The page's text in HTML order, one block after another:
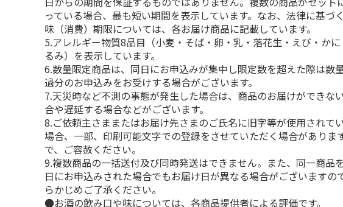
っている場合、最も短い期間を表示しています。なお、法律に基づ
味（消費）期限については、各お届け商品に記載しています。
5.アレルギー物質8品目（小麦・そば・卵・乳・落花生・えび・かに
るみ）を表示しています。
6.数量限定商品は、同日にお申込みが集中し限定数を超えた際は数
過分のお申込みをお受けする場合がございます。
7.天災時など不測の事態が発生した場合は、商品のお届けができな
合や遅延する場合などがございます。
8.ご依頼主さままたはお届け先さまのご氏名に旧字等が使用されて
場合、一部、印刷可能文字での登録をさせていただく場合がありま
で、ご容赦ください。
9.複数商品の一括送付及び同時発送はできません。また、同一商品
日にお申込みされた場合でもお届け日が異なる場合がございますの
らかじめご了承ください。
●お酒の飲み口や味については、各商品提供者による評価です。